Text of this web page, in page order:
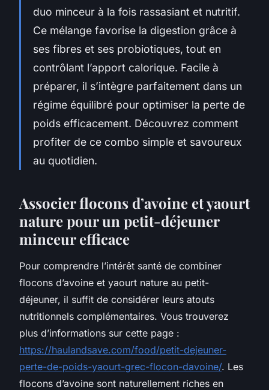
duo minceur à la fois rassasiant et nutritif.
Ce mélange favorise la digestion grâce à
ses fibres et ses probiotiques, tout en
contrôlant l’apport calorique. Facile à
préparer, il s’intègre parfaitement dans un
régime équilibré pour optimiser la perte de
poids efficacement. Découvrez comment
profiter de ce combo simple et savoureux
au quotidien.
Associer flocons d’avoine et yaourt
nature pour un petit-déjeuner
minceur efficace
Pour comprendre l’intérêt santé de combiner
flocons d’avoine et yaourt nature au petit-
déjeuner, il suffit de considérer leurs atouts
nutritionnels complémentaires. Vous trouverez
plus d’informations sur cette page :
https://haulandsave.com/food/petit-dejeuner-
perte-de-poids-yaourt-grec-flocon-davoine/. Les
flocons d’avoine sont naturellement riches en